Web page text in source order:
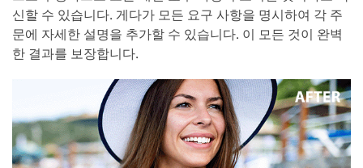
신할 수 있습니다. 게다가 모든 요구 사항을 명시하여 각 주
문에 자세한 설명을 추가할 수 있습니다. 이 모든 것이 완벽
한 결과를 보장합니다.